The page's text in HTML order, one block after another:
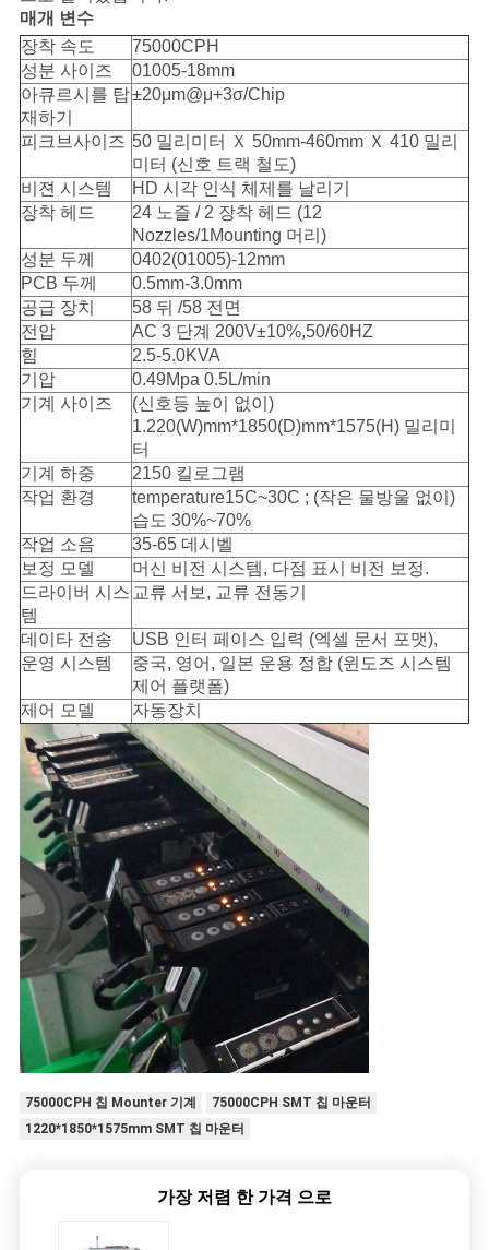
시
오
사
이
트
맵
PRIVACY
POLICY
매개 변수
장착 속도
75000CPH
성분 사이즈
01005-18mm
아큐르시를 탑
재하기
±20μm@μ+3σ/Chip
피크브사이즈 50 밀리미터 Ｘ 50mm-460mm Ｘ 410 밀리
미터 (신호 트랙 철도)
비젼 시스템
HD 시각 인식 체제를 날리기
장착 헤드
24 노즐 / 2 장착 헤드 (12
Nozzles/1Mounting 머리)
성분 두께
0402(01005)-12mm
PCB 두께
0.5mm-3.0mm
공급 장치
58 뒤 /58 전면
전압
AC 3 단계 200V±10%,50/60HZ
힘
2.5-5.0KVA
기압
0.49Mpa 0.5L/min
기계 사이즈
(신호등 높이 없이)
1.220(W)mm*1850(D)mm*1575(H) 밀리미
터
기계 하중
2150 킬로그램
작업 환경
temperature15C~30C ; (작은 물방울 없이)
습도 30%~70%
작업 소음
35-65 데시벨
보정 모델
머신 비전 시스템, 다점 표시 비전 보정.
드라이버 시스
템
교류 서보, 교류 전동기
데이타 전송
USB 인터 페이스 입력 (엑셀 문서 포맷),
운영 시스템
중국, 영어, 일본 운용 정합 (윈도즈 시스템
제어 플랫폼)
제어 모델
자동장치
75000CPH 칩 Mounter 기계
75000CPH SMT 칩 마운터
1220*1850*1575mm SMT 칩 마운터
가장 저렴 한 가격 으로